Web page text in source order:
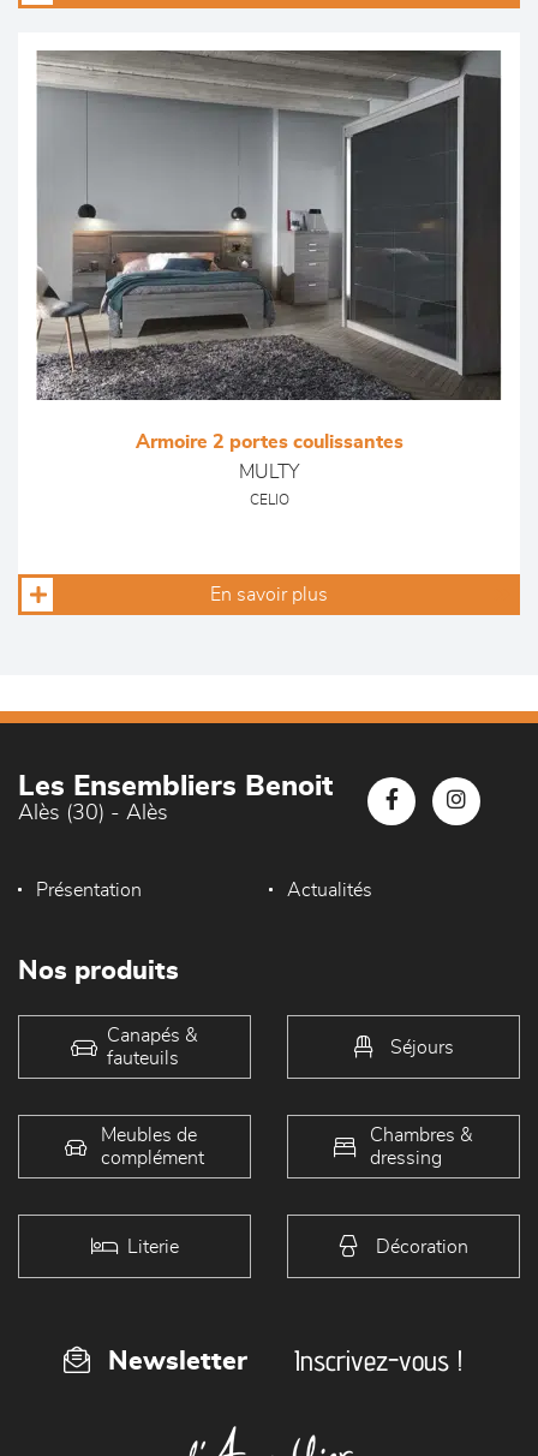
Armoire 2 portes coulissantes
MULTY
CELIO
En savoir plus
Les Ensembliers Benoit
Alès (30) - Alès
Présentation Actualités
Nos produits
Canapés &
fauteuils
Séjours
Meubles de
complément
Chambres &
dressing
Literie Décoration
Newsletter Inscrivez-vous !